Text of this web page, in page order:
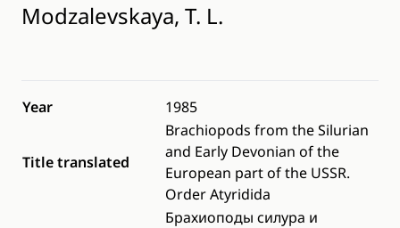
Modzalevskaya, T. L.
Year 1985
Title translated
Brachiopods from the Silurian
and Early Devonian of the
European part of the USSR.
Order Atyridida
Брахиоподы силура и